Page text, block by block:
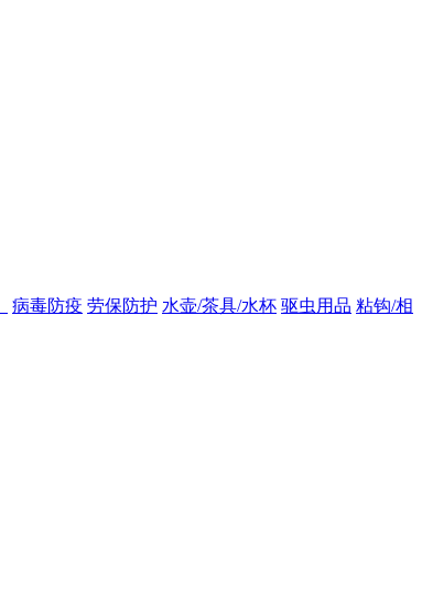
病毒防疫 劳保防护 水壶/茶具/水杯 驱虫用品 粘钩/相